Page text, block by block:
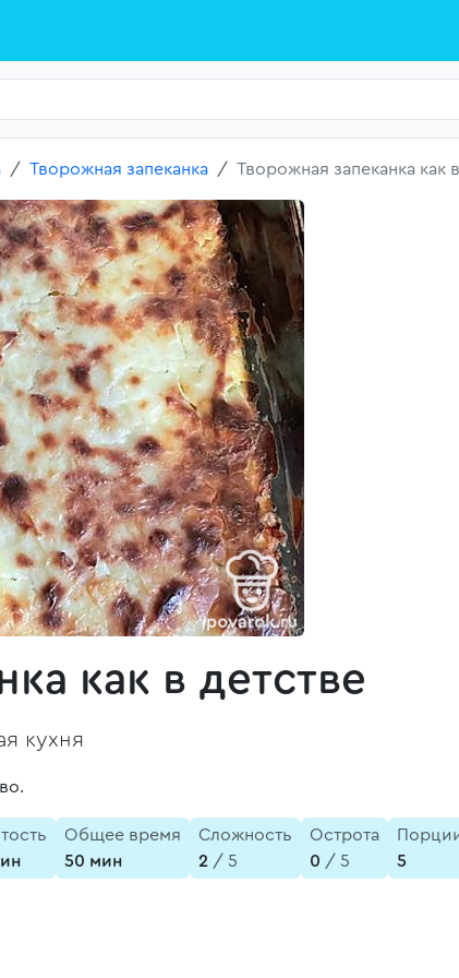
Творожная запеканка Творожная запеканка как
как в детстве
кухня
Общее время
50 мин
Сложность
2 / 5
Острота
0 / 5
5